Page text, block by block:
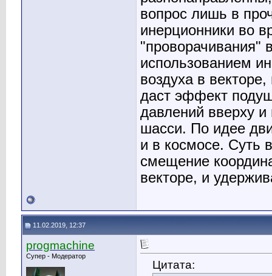
вопрос лишь в
инерционники во
"проворачивания"
использованием
воздуха в
даст эффект
давлений вверху и
шасси. По идее
и в космосе. Суть
смещение
векторе, и
11.02.2019, 12:37
progmachine
Супер - Модератор
Цитата: